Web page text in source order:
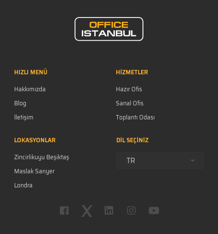
HIZLI MENÜ
Hakkımızda
Blog
İletişim
S.S.S.
Gizlilik Politikası
HİZMETLER
Hazır Ofis
Sanal Ofis
Toplantı Odası
LOKASYONLAR
Zincirlikuyu Beşiktaş
Maslak Sarıyer
Londra
DİL SEÇİNİZ
TR